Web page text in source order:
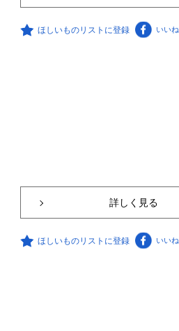
ほしいものリストに登録 いいね
詳しく見る
ほしいものリストに登録 いいね